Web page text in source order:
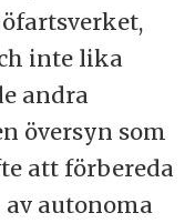
inte lika
andra
översyn som
att förbereda
autonoma